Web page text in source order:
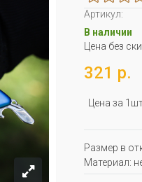
Артикул:
В наличии
Цена без
321 р.
Цена за
Размер в
Материал: